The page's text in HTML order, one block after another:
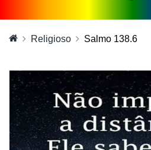
Religioso Salmo 138.6